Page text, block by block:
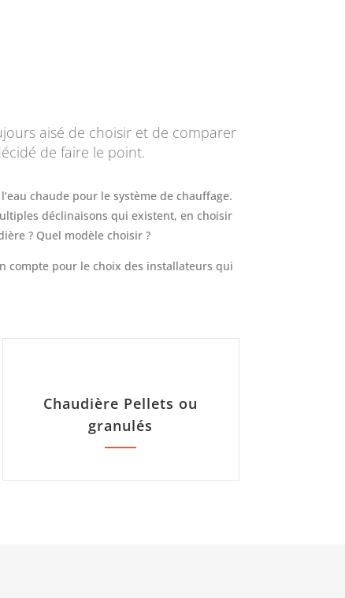
aisé de choisir et de comparer
de faire le point.
chaude pour le système de chauffage.
déclinaisons qui existent, en choisir
? Quel modèle choisir ?
compte pour le choix des installateurs qui
Chaudière Pellets ou
granulés